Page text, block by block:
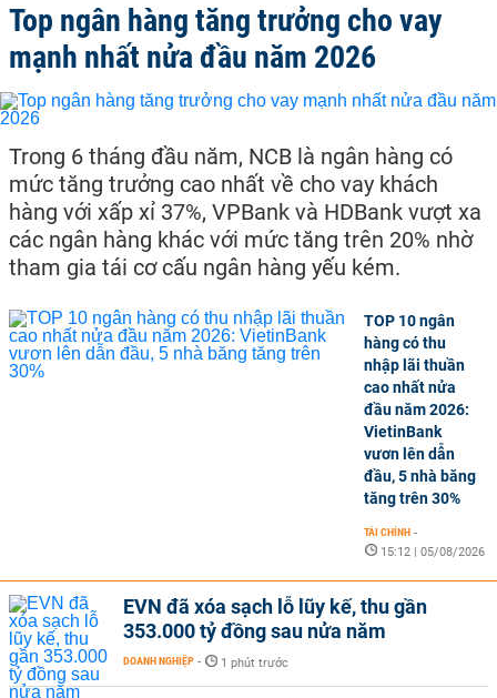
Top ngân hàng tăng trưởng cho vay
mạnh nhất nửa đầu năm 2026
Trong 6 tháng đầu năm, NCB là ngân hàng có
mức tăng trưởng cao nhất về cho vay khách
hàng với xấp xỉ 37%, VPBank và HDBank vượt xa
các ngân hàng khác với mức tăng trên 20% nhờ
tham gia tái cơ cấu ngân hàng yếu kém.
TOP 10 ngân
hàng có thu
nhập lãi thuần
cao nhất nửa
đầu năm 2026:
VietinBank
vươn lên dẫn
đầu, 5 nhà băng
tăng trên 30%
TÀI CHÍNH -
15:12 | 05/08/2026
EVN đã xóa sạch lỗ lũy kế, thu gần
353.000 tỷ đồng sau nửa năm
DOANH NGHIỆP - 1 phút trước